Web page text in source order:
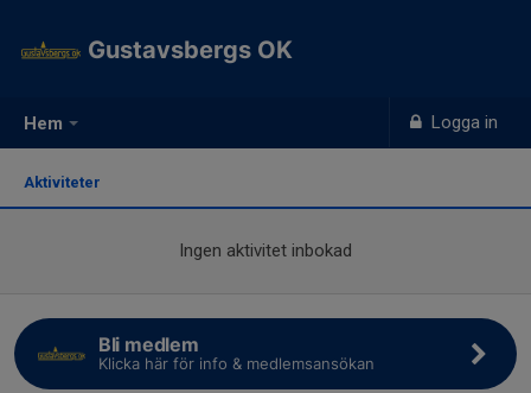
Hem Logga in
Gustavsbergs OK
Aktiviteter
Ingen aktivitet inbokad
Bli medlem
Klicka här för info & medlemsansökan